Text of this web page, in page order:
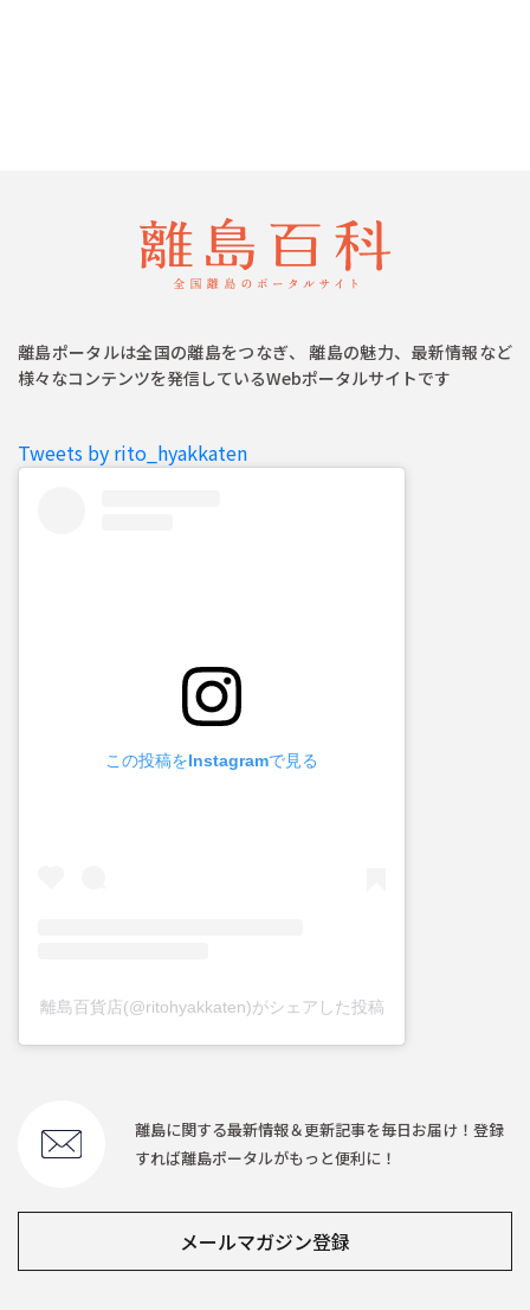
離島ポータルは全国の離島をつなぎ、 離島の魅力、最新情報など
様々なコンテンツを発信しているWebポータルサイトです
Tweets by rito_hyakkaten
この投稿をInstagramで見る
離島百貨店(@ritohyakkaten)がシェアした投稿
離島に関する最新情報＆更新記事を毎日お届け！登録
すれば離島ポータルがもっと便利に！
メールマガジン登録